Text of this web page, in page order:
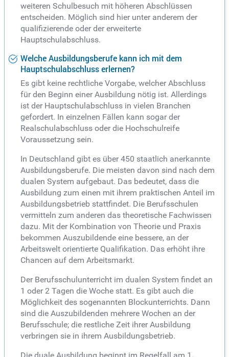
weiteren Schulbesuch mit höheren Abschlüssen
entscheiden. Möglich sind hier unter anderem der
qualifizierende oder der erweiterte
Hauptschulabschluss.
Welche Ausbildungsberufe kann ich mit dem
Hauptschulabschluss erlernen?
Es gibt keine rechtliche Vorgabe, welcher Abschluss
für den Beginn einer Ausbildung nötig ist. Allerdings
ist der Hauptschulabschluss in vielen Branchen
gefordert. In einzelnen Fällen kann sogar der
Realschulabschluss oder die Hochschulreife
Voraussetzung sein.
In Deutschland gibt es über 450 staatlich anerkannte
Ausbildungsberufe. Die meisten davon sind nach dem
dualen System aufgebaut. Das bedeutet, dass die
Ausbildung zum einen mit ihrem praktischen Anteil im
Ausbildungsbetrieb stattfindet. Die Berufsschulen
vermitteln zum anderen das theoretische Fachwissen
dazu. Mit der Kombination von Theorie und Praxis
bekommen Auszubildende eine bessere, an der
Arbeitswelt orientierte Qualifikation. Das erhöht ihre
Chancen auf dem Arbeitsmarkt.
Der Berufsschulunterricht im dualen System findet an
1 oder 2 Tagen die Woche statt. Es gibt auch die
Möglichkeit des sogenannten Blockunterrichts. Dann
sind die Auszubildenden mehrere Wochen an der
Berufsschule; die restliche Zeit ihrer Ausbildung
verbringen sie in ihrem Ausbildungsbetrieb.
Die duale Ausbildung beginnt im Regelfall am 1.